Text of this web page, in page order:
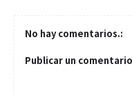
No hay comentarios.:
Publicar un comentario